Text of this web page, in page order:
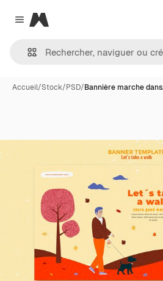
Close menu
Magnific
Accueil/Stock/PSD/Bannière marche